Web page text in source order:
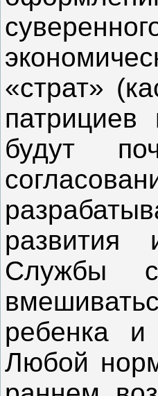
«страт»
будут
развития
Службы
ребенка и
Любой